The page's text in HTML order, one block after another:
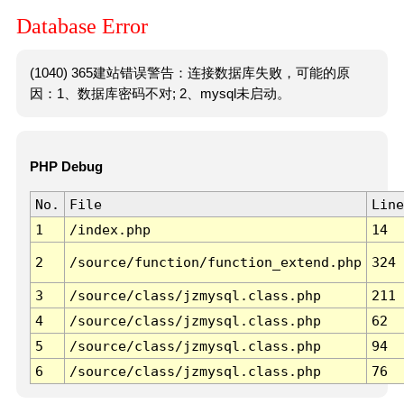
Database Error
(1040) 365建站错误警告：连接数据库失败，可能的原
因：1、数据库密码不对; 2、mysql未启动。
PHP Debug
No. File
Line
1
/index.php 14
2 /source/function/function_extend.php 324
3 /source/class/jzmysql.class.php
211
4
/source/class/jzmysql.class.php
62
5
/source/class/jzmysql.class.php
94
6
/source/class/jzmysql.class.php 76